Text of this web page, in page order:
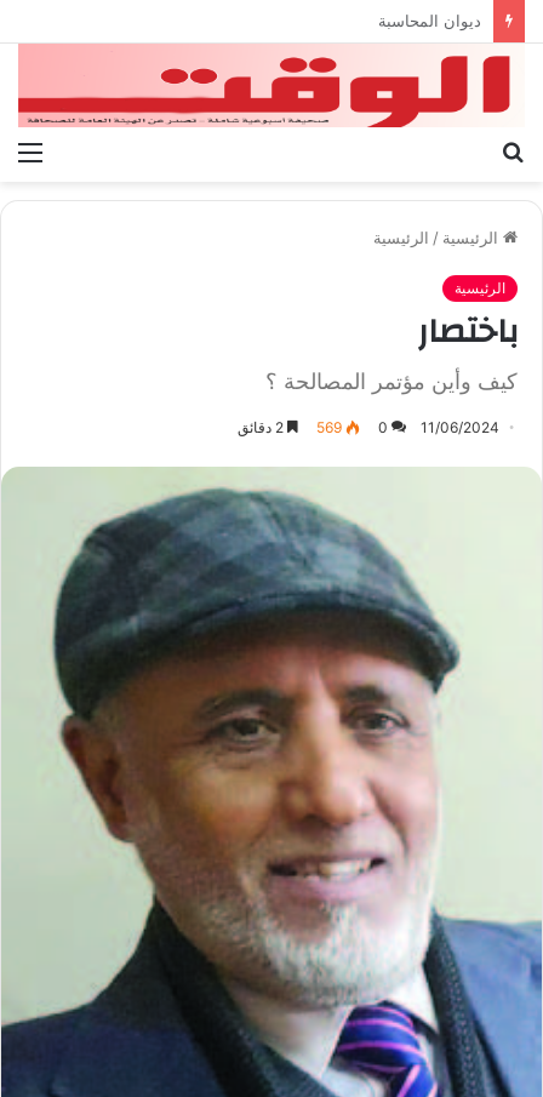
بيان الإتحاد الوطنى العام لعمال ليبيا
الرئيسية / الرئيسية
الرئيسية
باختصار
كيف وأين مؤتمر المصالحة ؟
11/06/2024
0
569